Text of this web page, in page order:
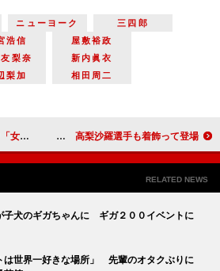
ニューヨーク
三四郎
浩信
屋敷裕政
梨奈
新内眞衣
梨加
相田周二
ちゃった」 ＴＡＯ、ただ１人の日本人女優としてＮＹプレミアを振り返る 高梨沙羅選手も着飾って登場
RELATED NEWS
子犬のギガちゃんに ギガ２００イベントに
は世界一好きな場所」 先輩のオタクぶりに